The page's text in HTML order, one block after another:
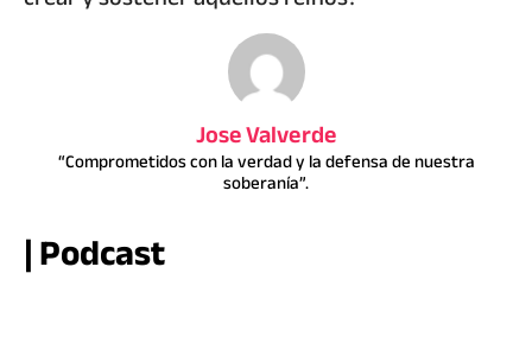
Jose Valverde
“Comprometidos con la verdad y la defensa de nuestra
soberanía”.
| Podcast